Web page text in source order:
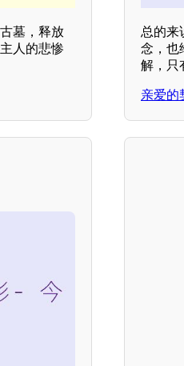
墓，释放
人的悲惨
总的来
念，也
解，只
亲爱的